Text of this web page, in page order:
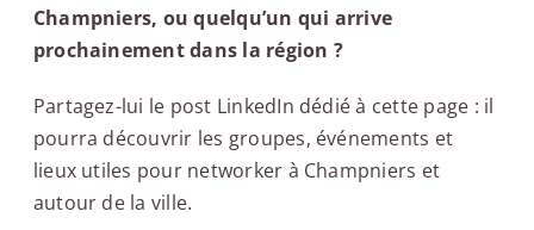
Champniers, ou quelqu’un qui arrive
prochainement dans la région ?
Partagez-lui le post LinkedIn dédié à cette page : il
pourra découvrir les groupes, événements et
lieux utiles pour networker à Champniers et
autour de la ville.